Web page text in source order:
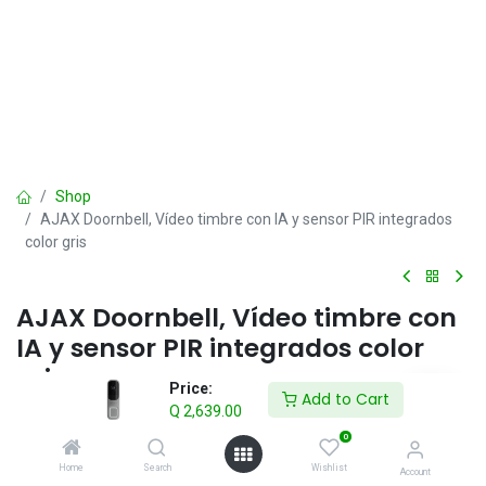
Price:
Q 2,639.00
Add to Cart
Home Search
0
Wishlist Account
Shop
AJAX Doornbell, Vídeo timbre con IA y sensor PIR integrados
color gris
AJAX Doornbell, Vídeo timbre con
IA y sensor PIR integrados color
gris
2,639.00